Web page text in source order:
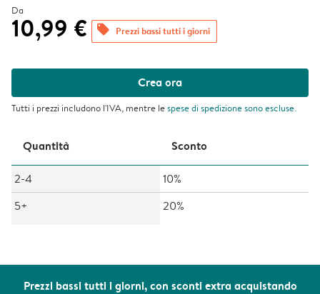
Prezzi bassi tutti i giorni, con sconti extra acquistando
Da
10,99 € offers Prezzi bassi tutti i giorni
Crea ora
Tutti i prezzi includono l'IVA, mentre lespese di spedizionesono escluse.
Quantità Sconto
2-4
10%
5+
20%